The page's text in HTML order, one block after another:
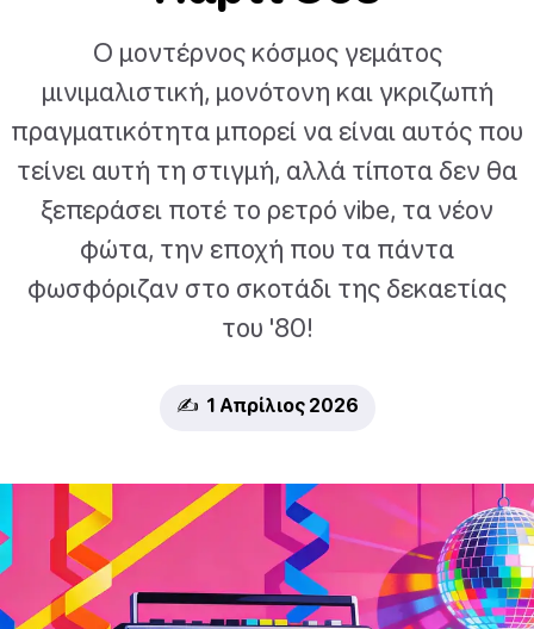
Ο μοντέρνος κόσμος γεμάτος
μινιμαλιστική, μονότονη και γκριζωπή
πραγματικότητα μπορεί να είναι αυτός που
τείνει αυτή τη στιγμή, αλλά τίποτα δεν θα
ξεπεράσει ποτέ το ρετρό vibe, τα νέον
φώτα, την εποχή που τα πάντα
φωσφόριζαν στο σκοτάδι της δεκαετίας
του '80!
✍️ 1 Απρίλιος 2026